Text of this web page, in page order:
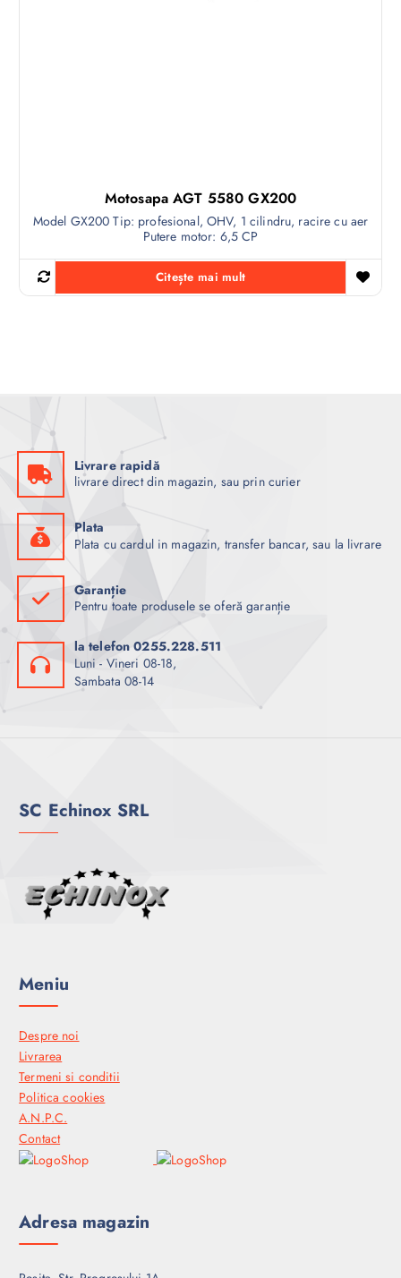
Motosapa AGT 5580 GX200
Model GX200 Tip: profesional, OHV, 1 cilindru, racire cu aer
Putere motor: 6,5 CP
Citește mai mult
Livrare rapidă
livrare direct din magazin, sau prin curier
Plata
Plata cu cardul in magazin, transfer bancar, sau la livrare
Garanție
Pentru toate produsele se oferă garanție
la telefon 0255.228.511
Luni - Vineri 08-18,
Sambata 08-14
SC Echinox SRL
Meniu
Despre noi
Livrarea
Termeni si conditii
Politica cookies
A.N.P.C.
Contact
Adresa magazin